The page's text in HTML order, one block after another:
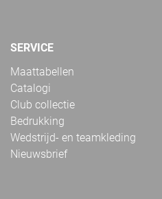
SERVICE
Maattabellen
Catalogi
Club collectie
Bedrukking
Wedstrijd- en teamkleding
Nieuwsbrief